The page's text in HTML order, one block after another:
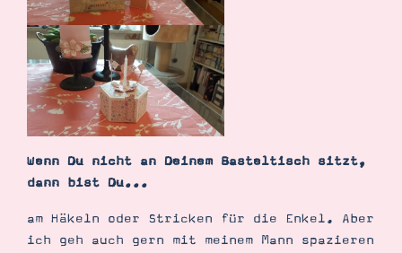
Wenn Du nicht an Deinem Basteltisch sitzt,
dann bist Du...
am Häkeln oder Stricken für die Enkel. Aber
ich geh auch gern mit meinem Mann spazieren